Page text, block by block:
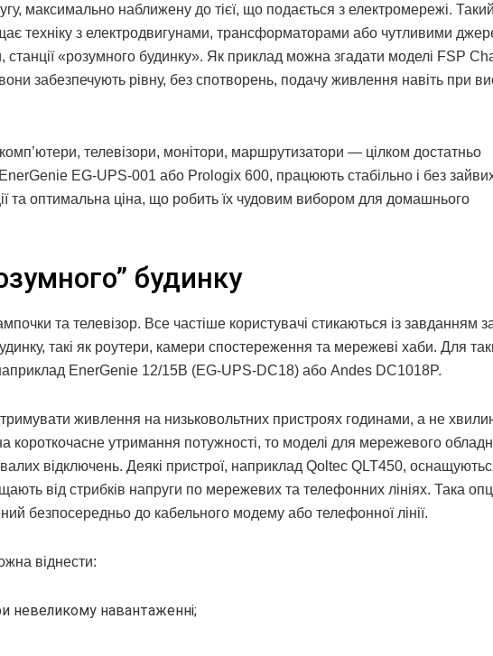
максимально наближену до тієї, що подається з електромережі.
техніку з електродвигунами, трансформаторами або чутливими
«розумного будинку». Як приклад можна згадати моделі FSP
забезпечують рівну, без спотворень, подачу живлення навіть при
телевізори, монітори, маршрутизатори — цілком достатньо
EG-UPS-001 або Prologix 600, працюють стабільно і без
та оптимальна ціна, що робить їх чудовим вибором для домашнього
будинку
та телевізор. Все частіше користувачі стикаються із завданням
такі як роутери, камери спостереження та мережеві хаби. Для
EnerGenie 12/15В (EG-UPS-DC18) або Andes DC1018P.
живлення на низьковольтних пристроях годинами, а не
утримання потужності, то моделі для мережевого
відключень. Деякі пристрої, наприклад Qoltec QLT450,
від стрибків напруги по мережевих та телефонних лініях. Така
безпосередньо до кабельного модему або телефонної лінії.
віднести:
невеликому навантаженні;